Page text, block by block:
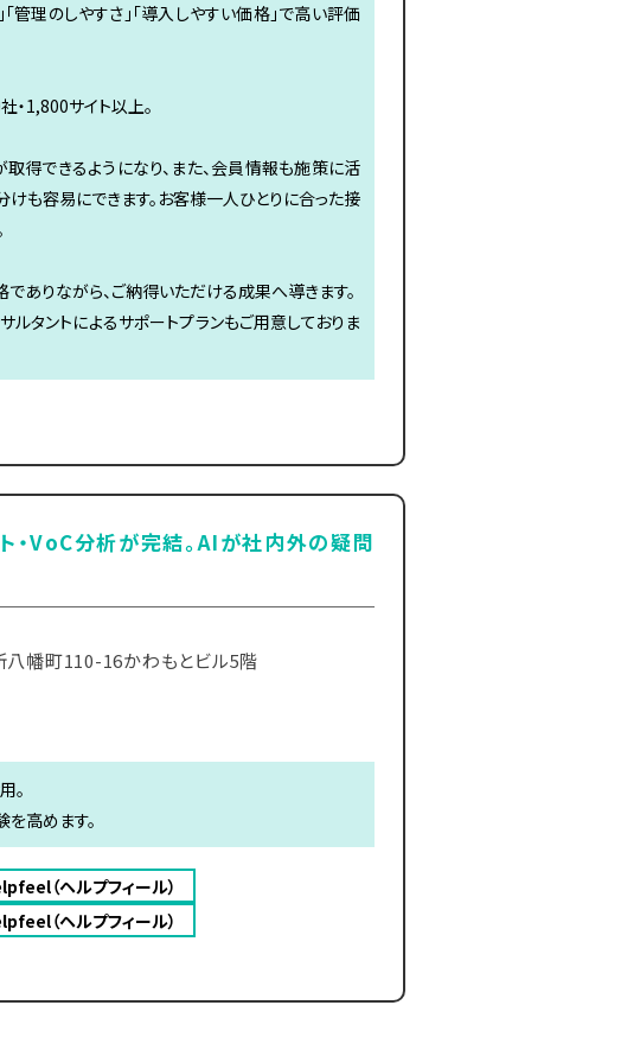
管理のしやすさ」「導入しやすい価格」で高い評価
・1,800サイト以上。
得できるようになり、また、会員情報も施策に活
も容易にできます。お客様一人ひとりに合った接
ありながら、ご納得いただける成果へ導きます。
タントによるサポートプランもご用意しておりま
・VoC分析が完結。AIが社内外の疑問
幡町110-16かわもとビル5階
。
高めます。
（ヘルプフィール）
（ヘルプフィール）